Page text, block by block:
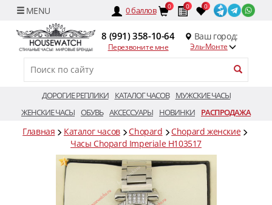
0баллов 0 0 0
8 (991) 358-10-64
Перезвоните мне
Ваш город:
Эль-Монте
ДОРОГИЕ РЕПЛИКИ КАТАЛОГ ЧАСОВ
МУЖСКИЕ ЧАСЫ
ЖЕНСКИЕ ЧАСЫ ОБУВЬ АКСЕССУАРЫ НОВИНКИ РАСПРОДАЖА
Главная Каталог часов Chopard
Chopard женские
Часы Chopard Imperiale H103517